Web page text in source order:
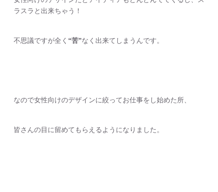
ラスラと出来ちゃう！
不思議ですが全く “苦”なく出来てしまうんです。
なので女性向けのデザインに絞ってお仕事をし始めた所、
皆さんの目に留めてもらえるようになりました。